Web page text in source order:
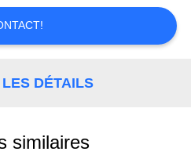
DÉTAILS
similaires